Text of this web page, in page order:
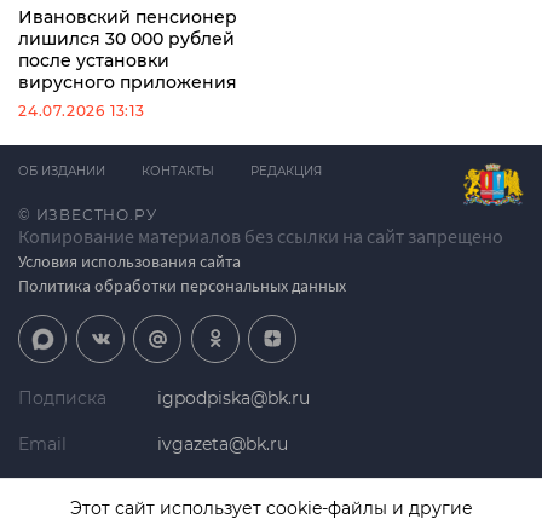
Ивановский пенсионер
лишился 30 000 рублей
после установки
вирусного приложения
24.07.2026 13:13
© ИЗВЕСТНО.РУ
Копирование материалов без ссылки на сайт запрещено
Условия использования сайта
Политика обработки персональных данных
ОБ ИЗДАНИИ КОНТАКТЫ РЕДАКЦИЯ
Подписка igpodpiska@bk.ru
Email ivgazeta@bk.ru
Этот сайт использует cookie-файлы и другие